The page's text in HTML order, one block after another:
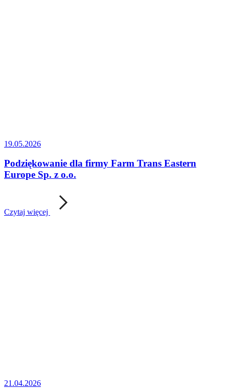
19.05.2026
Podziękowanie dla firmy Farm Trans Eastern
Europe Sp. z o.o.
Czytaj więcej
21.04.2026